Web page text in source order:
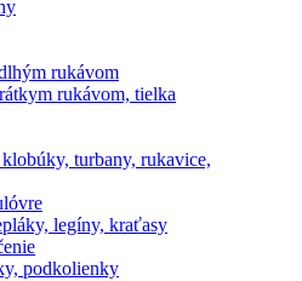
rukávom
rukávom, tielka
turbany, rukavice,
legíny, kraťasy
podkolienky